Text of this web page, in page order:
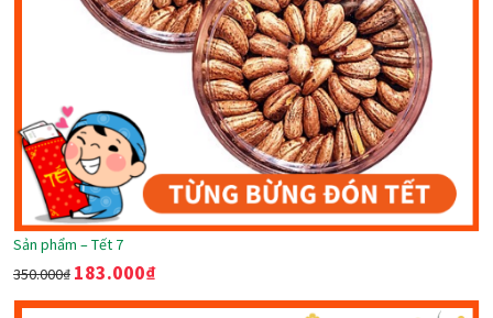
Sản phẩm – Tết 7
350.000₫ 183.000₫